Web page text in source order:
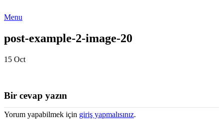
Menu
post-example-2-image-20
15 Oct
Bir cevap yazın
Yorum yapabilmek için giriş yapmalısınız.